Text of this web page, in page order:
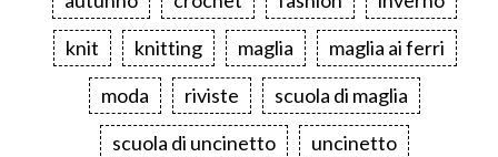
knit
knitting maglia
maglia ai ferri
moda
riviste
scuola di maglia
scuola di uncinetto
uncinetto